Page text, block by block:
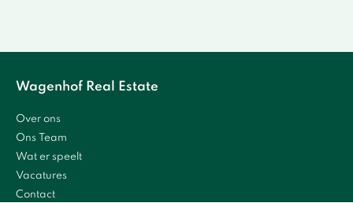
Wagenhof Real Estate
Over ons
Ons Team
Wat er speelt
Vacatures
Contact